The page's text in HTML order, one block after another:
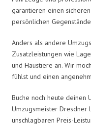
garantieren einen
persönlichen
Anders als andere
Zusatzleistungen wie
und Haustiere an. Wir
fühlst und einen
Buche noch heute deinen
Umzugsmeister Dresdner
unschlagbaren Preis-